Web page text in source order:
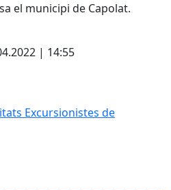
el municipi de Capolat.
| 14:55
Excursionistes de